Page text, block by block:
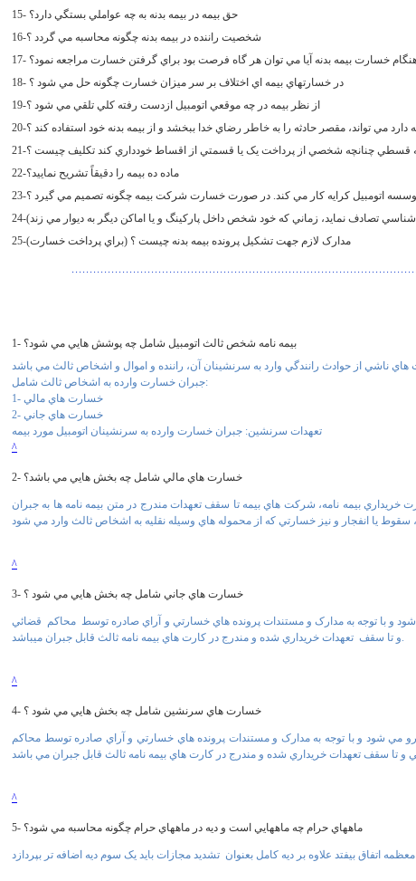
15- حق بيمه در بيمه بدنه به چه عواملي بستگي دارد؟
16-شخصيت راننده در بيمه بدنه چگونه محاسبه مي گردد ؟
درهنگام خسارت بيمه بدنه آيا مي توان هر گاه فرصت بود براي گرفتن خسارت مراجعه نمود؟
18- در خسارتهاي بيمه اي اختلاف بر سر ميزان خسارت چگونه حل مي شود ؟
19-از نظر بيمه در چه موقعي اتومبيل ازدست رفته کلي تلقي مي شود ؟
دارد مي تواند، مقصر حادثه را به خاطر رضاي خدا ببخشد و از بيمه بدنه خود استفاده کند ؟
قسطي چنانچه شخصي از پرداخت يک يا قسمتي از اقساط خودداري کند تکليف چيست ؟
22-ماده ده بيمه را دقيقاً تشريح نماييد؟
اتومبيل کرايه کار مي کند. در صورت خسارت شرکت بيمه چگونه تصميم مي گيرد ؟
تصادف نمايد، زماني که خود شخص داخل پارکينگ و يا اماکن ديگر به ديوار مي زند)
25-مدارک لازم جهت تشکيل پرونده بيمه بدنه چيست ؟ (براي پرداخت خسارت)
1- بيمه نامه شخص ثالث اتومبيل شامل چه پوشش هايي مي شود؟
جبران خسارت وارده به اشخاص ثالث شامل:
1- خسارت هاي مالي
2- خسارت هاي جاني
تعهدات سرنشين: جبران خسارت وارده به سرنشينان اتومبيل مورد بيمه
^
2- خسارت هاي مالي شامل چه بخش هايي مي باشد؟
بيمه نامه، شرکت هاي بيمه تا سقف تعهدات مندرج در متن بيمه نامه ها به جبران
يا انفجار و نيز خسارتي که از محموله هاي وسيله نقليه به اشخاص ثالث وارد مي شود
^
3- خسارت هاي جاني شامل چه بخش هايي مي شود ؟
و با توجه به مدارک و مستندات پرونده هاي خسارتي و آراي صادره توسط محاکم قضائي
و تا سقف تعهدات خريداري شده و مندرج در کارت هاي بيمه نامه ثالث قابل جبران ميباشد.
^
4- خسارت هاي سرنشين شامل چه بخش هايي مي شود ؟
مي شود و با توجه به مدارک و مستندات پرونده هاي خسارتي و آراي صادره توسط محاکم
^
5- ماههاي حرام چه ماههايي است و ديه در ماههاي حرام چگونه محاسبه مي شود؟